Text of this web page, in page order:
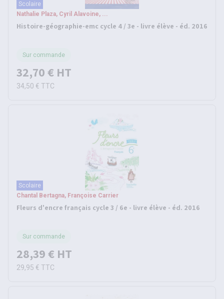
Scolaire
Nathalie Plaza, Cyril Alavoine, ...
Histoire-géographie-emc cycle 4 / 3e - livre élève - éd. 2016
Sur commande
32,70 € HT
34,50 € TTC
Scolaire
Chantal Bertagna, Françoise Carrier
Fleurs d'encre français cycle 3 / 6e - livre élève - éd. 2016
Sur commande
28,39 € HT
29,95 € TTC